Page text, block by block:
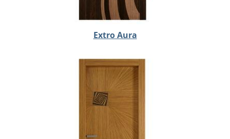
Extro Aura